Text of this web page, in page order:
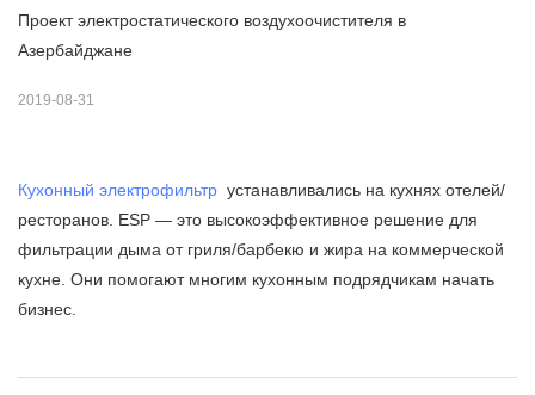
Проект электростатического воздухоочистителя в
Азербайджане
2019-08-31
Кухонный электрофильтр устанавливались на кухнях отелей/
ресторанов. ESP — это высокоэффективное решение для
фильтрации дыма от гриля/барбекю и жира на коммерческой
кухне. Они помогают многим кухонным подрядчикам начать
бизнес.